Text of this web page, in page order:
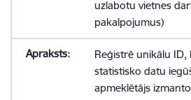
uzlabotu vietnes
pakalpojumus)
Reģistrē unikālu
statistisko datu
apmeklētājs